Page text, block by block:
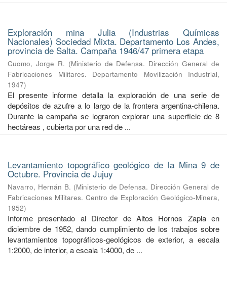
Exploración mina Julia (Industrias Químicas
Nacionales) Sociedad Mixta. Departamento Los Andes,
provincia de Salta. Campaña 1946/47 primera etapa
Cuomo, Jorge R. (Ministerio de Defensa. Dirección General de
Fabricaciones Militares. Departamento Movilización Industrial,
1947)
El presente informe detalla la exploración de una serie de
depósitos de azufre a lo largo de la frontera argentina-chilena.
Durante la campaña se lograron explorar una superficie de 8
hectáreas , cubierta por una red de ...
Levantamiento topográfico geológico de la Mina 9 de
Octubre. Provincia de Jujuy
Navarro, Hernán B. (Ministerio de Defensa. Dirección General de
Fabricaciones Militares. Centro de Exploración Geológico-Minera,
1952)
Informe presentado al Director de Altos Hornos Zapla en
diciembre de 1952, dando cumplimiento de los trabajos sobre
levantamientos topográficos-geológicos de exterior, a escala
1:2000, de interior, a escala 1:4000, de ...